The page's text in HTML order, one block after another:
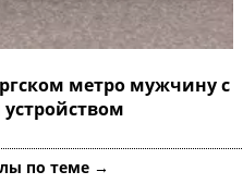
метро мужчину с
по теме →